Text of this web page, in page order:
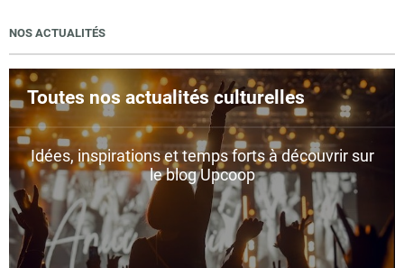
NOS ACTUALITÉS
Toutes nos actualités culturelles
Idées, inspirations et temps forts à découvrir sur
le blog Upcoop